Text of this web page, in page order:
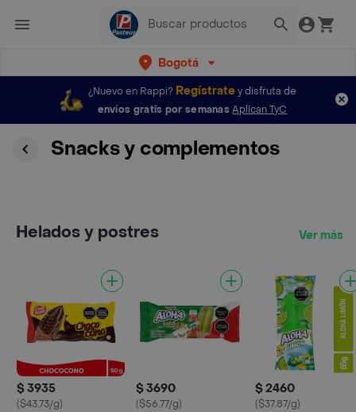
Bogotá
¿Nuevo en Rappi? Regístratey disfruta de
envíos gratis por semanas Aplican TyC
Snacks y complementos
Helados y postres Ver más
$ 3935
($43.73/g)
$ 3690
($56.77/g)
$ 2460
($37.87/g)